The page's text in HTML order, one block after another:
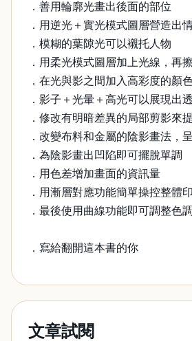
．善用輪廓光畫出後面的部位
．用逆光＋實光模式圖層營造出
．模糊的葉隙光可以襯托人物
．用柔光模式圖層加上光線，再
．在光與影之間加入高彩度的顏
．影子＋光暈＋高光可以展現出
．修改有明暗差異的局部剪影來
．改變布料和金屬的陰影畫法，
．為陰影畫出凹陷即可擺脫單調
．用色差增加畫面的資訊量
．用漸層對應功能簡單操控整體
．最後使用曲線功能即可調整色調
．寫給翻開這本書的你
文章試閱